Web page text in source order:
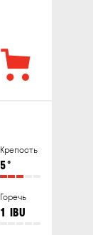
Крепость
5°
Горечь
1 IBU